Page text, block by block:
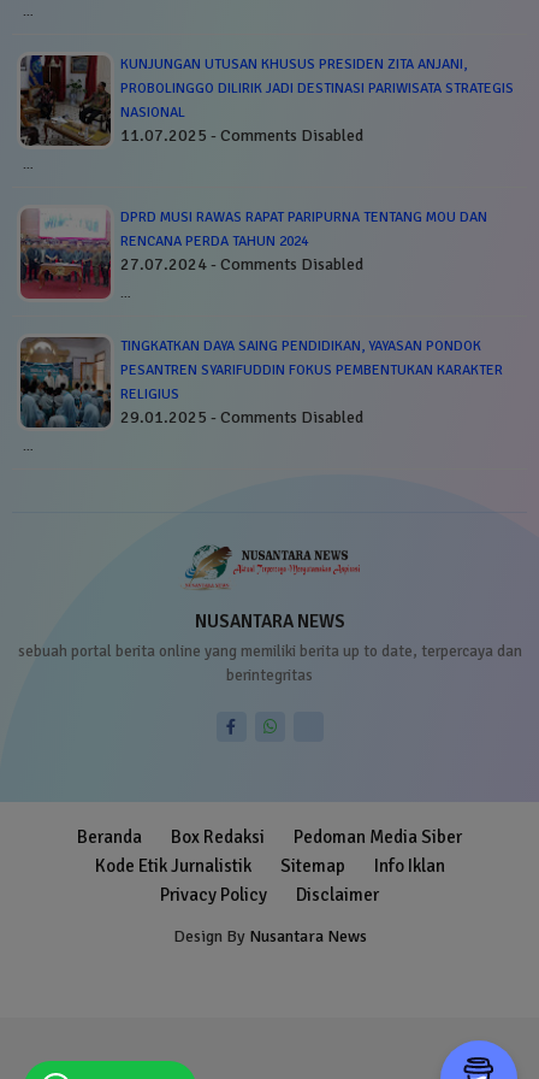
…
KUNJUNGAN UTUSAN KHUSUS PRESIDEN ZITA ANJANI,
PROBOLINGGO DILIRIK JADI DESTINASI PARIWISATA STRATEGIS
NASIONAL
11.07.2025 - Comments Disabled
…
DPRD MUSI RAWAS RAPAT PARIPURNA TENTANG MOU DAN
RENCANA PERDA TAHUN 2024
27.07.2024 - Comments Disabled
…
TINGKATKAN DAYA SAING PENDIDIKAN, YAYASAN PONDOK
PESANTREN SYARIFUDDIN FOKUS PEMBENTUKAN KARAKTER
RELIGIUS
29.01.2025 - Comments Disabled
…
NUSANTARA NEWS
sebuah portal berita online yang memiliki berita up to date, terpercaya dan
berintegritas
Design By Nusantara News
Beranda Box Redaksi
Pedoman Media Siber
Kode Etik Jurnalistik
Sitemap
Info Iklan
Privacy Policy
Disclaimer